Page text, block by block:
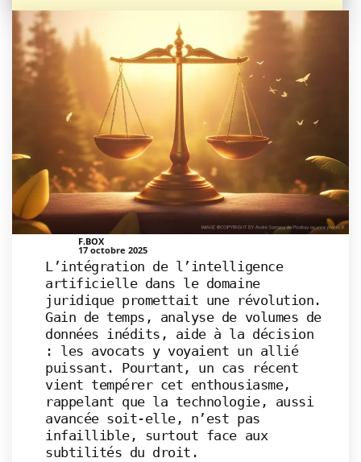
F.BOX
17 octobre 2025
L’intégration de l’intelligence
artificielle dans le domaine
juridique promettait une révolution.
Gain de temps, analyse de volumes de
données inédits, aide à la décision
: les avocats y voyaient un allié
puissant. Pourtant, un cas récent
vient tempérer cet enthousiasme,
rappelant que la technologie, aussi
avancée soit-elle, n’est pas
infaillible, surtout face aux
subtilités du droit.